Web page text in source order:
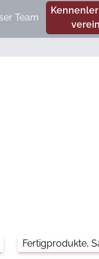
Team
Fertigprodukte,